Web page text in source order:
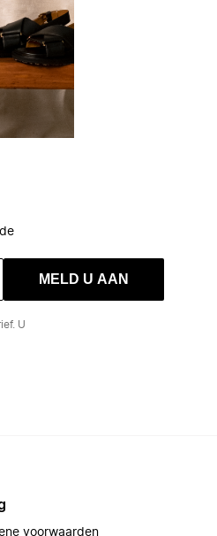
MELD U AAN
U
voorwaarden